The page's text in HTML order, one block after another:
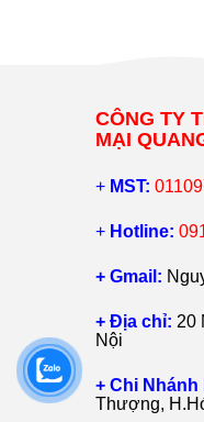
CÔNG TY
MẠI
+ MST:
+ Hotline:
+ Gmail:
+ Địa chỉ: 20
Nội
+ Chi Nhánh
Thượng,